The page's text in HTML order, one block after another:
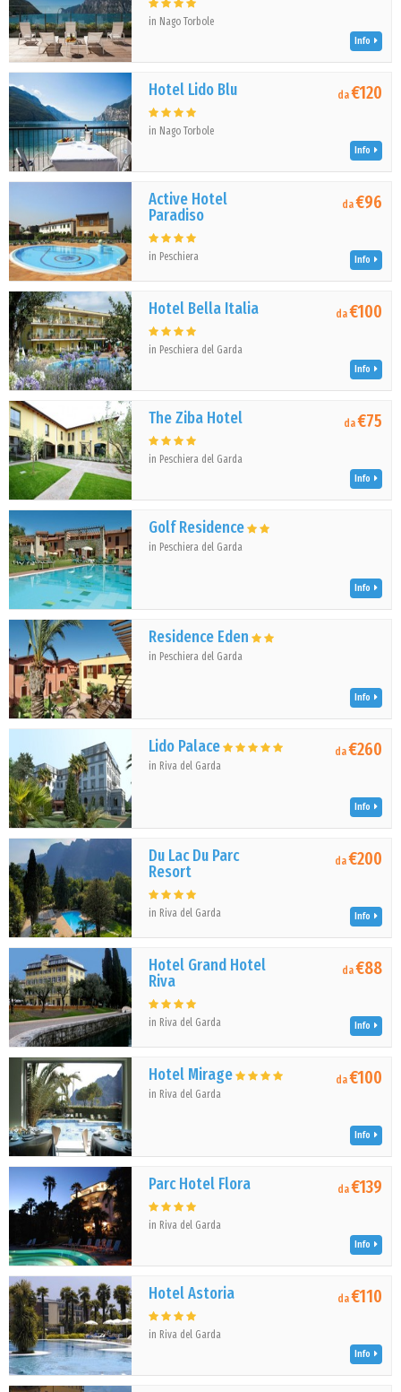
in Nago Torbole
Info
Hotel Lido Blu
in Nago Torbole
da€120
Info
Active Hotel
Paradiso
in Peschiera
da€96
Info
Hotel Bella Italia
in Peschiera del Garda
da€100
Info
The Ziba Hotel
in Peschiera del Garda
da€75
Info
Golf Residence
in Peschiera del Garda
Info
Residence Eden
in Peschiera del Garda
Info
Lido Palace
in Riva del Garda
da€260
Info
Du Lac Du Parc
Resort
in Riva del Garda
da€200
Info
Hotel Grand Hotel
Riva
in Riva del Garda
da€88
Info
Hotel Mirage
in Riva del Garda
da€100
Info
Parc Hotel Flora
in Riva del Garda
da€139
Info
Hotel Astoria
in Riva del Garda
da€110
Info